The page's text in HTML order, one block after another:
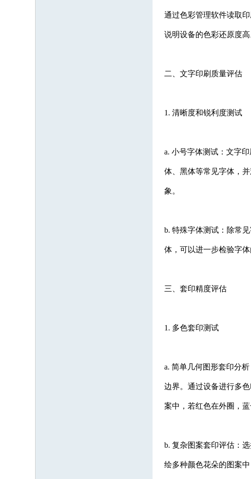
通过色彩管理软件读取
说明设备的色彩还原度高
二、文字印刷质量评估
1. 清晰度和锐利度测试
a. 小号字体测试：文字
体、黑体等常见字体，
象。
b. 特殊字体测试：除常
体，可以进一步检验字
三、套印精度评估
1. 多色套印测试
a. 简单几何图形套印分
边界。通过设备进行多
案中，若红色在外圈，
b. 复杂图案套印评估：
绘多种颜色花朵的图案